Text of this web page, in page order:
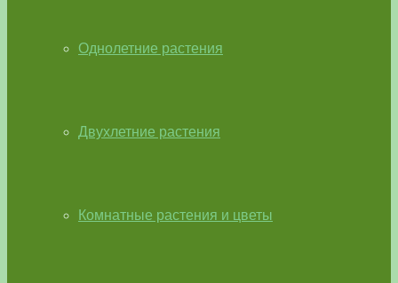
Однолетние растения
Двухлетние растения
Комнатные растения и цветы